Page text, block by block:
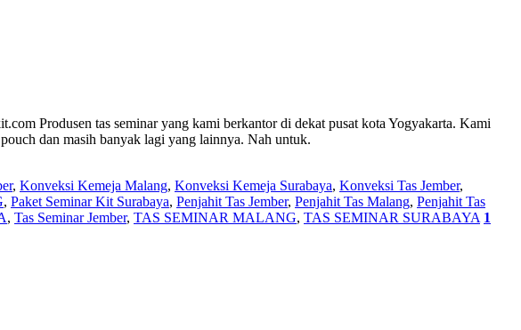
Produsen tas seminar yang kami berkantor di dekat pusat kota Yogyakarta. Kami
dan masih banyak lagi yang lainnya. Nah untuk.
, Konveksi Kemeja Malang, Konveksi Kemeja Surabaya, Konveksi Tas Jember,
, Paket Seminar Kit Surabaya, Penjahit Tas Jember, Penjahit Tas Malang, Penjahit Tas
, Tas Seminar Jember, TAS SEMINAR MALANG, TAS SEMINAR SURABAYA 1